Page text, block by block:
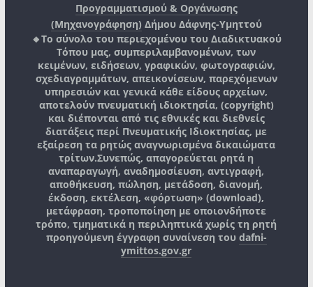
Προγραμματισμού & Οργάνωσης
(Μηχανογράφηση) Δήμου Δάφνης-Υμηττού
🔸Το σύνολο του περιεχομένου του Διαδικτυακού
Τόπου μας, συμπεριλαμβανομένων, των
κειμένων, ειδήσεων, γραφικών, φωτογραφιών,
σχεδιαγραμμάτων, απεικονίσεων, παρεχόμενων
υπηρεσιών και γενικά κάθε είδους αρχείων,
αποτελούν πνευματική ιδιοκτησία, (copyright)
και διέπονται από τις εθνικές και διεθνείς
διατάξεις περί Πνευματικής Ιδιοκτησίας, με
εξαίρεση τα ρητώς αναγνωρισμένα δικαιώματα
τρίτων.Συνεπώς, απαγορεύεται ρητά η
αναπαραγωγή, αναδημοσίευση, αντιγραφή,
αποθήκευση, πώληση, μετάδοση, διανομή,
έκδοση, εκτέλεση, «φόρτωση» (download),
μετάφραση, τροποποίηση με οποιονδήποτε
τρόπο, τμηματικά η περιληπτικά χωρίς τη ρητή
προηγούμενη έγγραφη συναίνεση του dafni-
ymittos.gov.gr